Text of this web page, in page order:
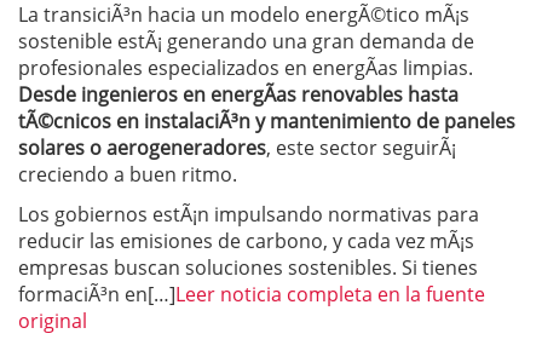
La transiciÃ³n hacia un modelo energÃ©tico mÃ¡s
sostenible estÃ¡ generando una gran demanda de
profesionales especializados en energÃ­as limpias.
Desde ingenieros en energÃ­as renovables hasta
tÃ©cnicos en instalaciÃ³n y mantenimiento de paneles
solares o aerogeneradores, este sector seguirÃ¡
creciendo a buen ritmo.
Los gobiernos estÃ¡n impulsando normativas para
reducir las emisiones de carbono, y cada vez mÃ¡s
empresas buscan soluciones sostenibles. Si tienes
formaciÃ³n en[…]Leer noticia completa en la fuente
original